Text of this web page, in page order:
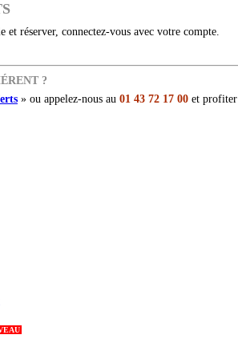
et réserver, connectez-vous avec votre compte.
?
» ou appelez-nous au 01 43 72 17 00 et